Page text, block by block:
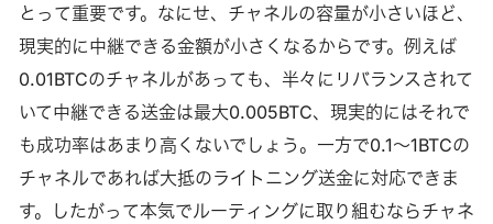
とって重要です。なにせ、チャネルの容量が小さいほど、
現実的に中継できる金額が小さくなるからです。例えば
0.01BTCのチャネルがあっても、半々にリバランスされて
いて中継できる送金は最大0.005BTC、現実的にはそれで
も成功率はあまり高くないでしょう。一方で0.1～1BTCの
チャネルであれば大抵のライトニング送金に対応できま
す。したがって本気でルーティングに取り組むならチャネ